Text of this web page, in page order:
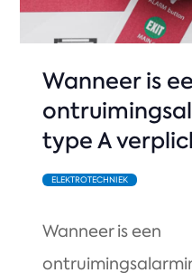
Wanneer is
type A
ELEKTROTECHNIEK
Wanneer is een